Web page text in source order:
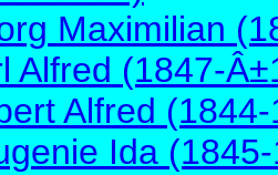
Maximilian
Alfred (1847-
Alfred
Ida